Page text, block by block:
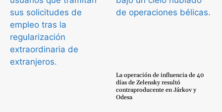
La operación de influencia de 40
días de Zelensky resultó
contraproducente en Járkov y
Odesa